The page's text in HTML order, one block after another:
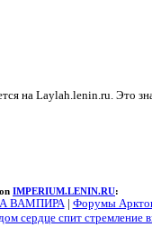
на Laylah.lenin.ru. Это
IMPERIUM.LENIN.RU:
ВАМПИРА | Форумы
сердце спит стремление